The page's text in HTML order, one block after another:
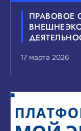
ПРАВОВОЕ
17 марта 2026